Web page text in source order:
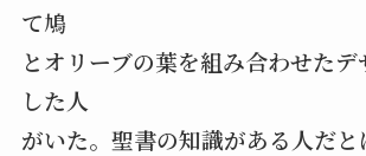
て鳩
とオリーブの葉を組み合わせた
した人
がいた。聖書の知識がある人だと